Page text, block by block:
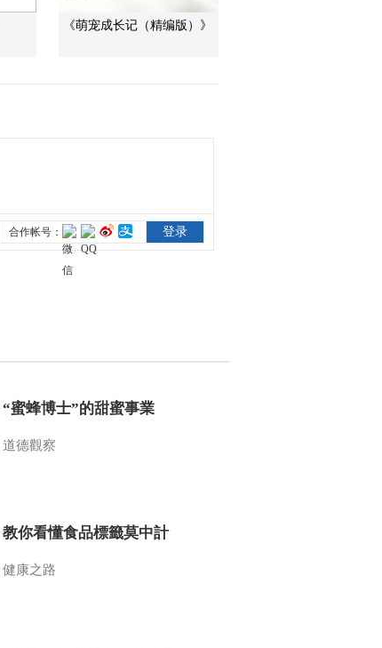
遠方的家
《萌宠成长记（精编版）》
“蜜蜂博士”的甜蜜事業
道德觀察
教你看懂食品標籤莫中計
健康之路